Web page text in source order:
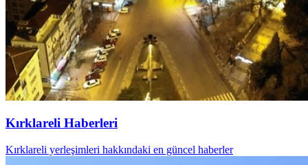
Kırklareli Haberleri
Kırklareli yerleşimleri hakkındaki en güncel haberler